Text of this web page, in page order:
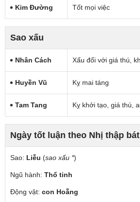
Kim Đường Tốt mọi việc
Sao xấu
Nhân Cách Xấu đối với giá thú,
Huyền Vũ Kỵ mai táng
Tam Tang Kỵ khởi tạo, giá thú,
Ngày tốt luận theo Nhị thập
Sao: Liễu (sao xấu *)
Ngũ hành: Thổ tinh
Động vật: con Hoẵng